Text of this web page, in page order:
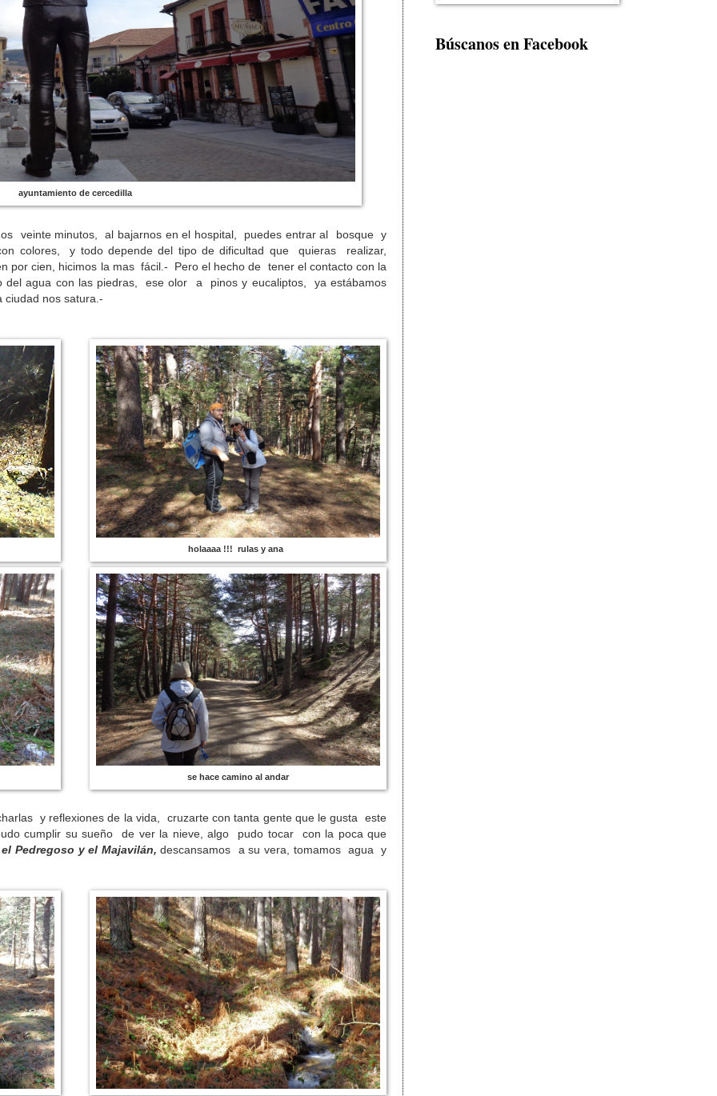
ayuntamiento de cercedilla
veinte minutos, al bajarnos en el hospital, puedes entrar al bosque y
colores, y todo depende del tipo de dificultad que quieras realizar,
por cien, hicimos la mas fácil.- Pero el hecho de tener el contacto con la
del agua con las piedras, ese olor a pinos y eucaliptos, ya estábamos
nos satura.-
holaaaa !!! rulas y ana
se hace camino al andar
y reflexiones de la vida, cruzarte con tanta gente que le gusta este
cumplir su sueño de ver la nieve, algo pudo tocar con la poca que
Pedregoso y el Majavilán,descansamos a su vera, tomamos agua y
Búscanos en Facebook